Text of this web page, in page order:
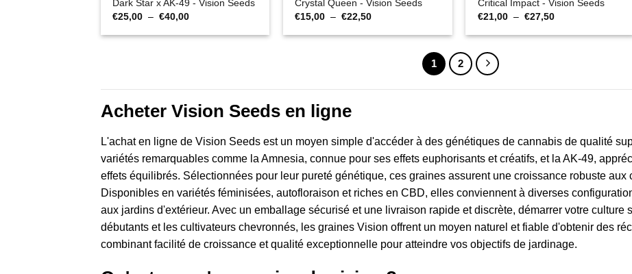
Dark Star x AK-49 - Vision Seeds
€25,00 – €40,00Plage
prix :
Crystal Queen - Vision Seeds
€15,00 – €22,50Plage
prix :
Critical Impact - Vision Seeds
€21,00 – €27,50Plage
prix :
1 2
Acheter Vision Seeds en ligne
L'achat en ligne de Vision Seeds est un moyen simple d'accéder à des génétiques de cannabis de qualité
variétés remarquables comme la Amnesia, connue pour ses effets euphorisants et créatifs, et la AK-49,
effets équilibrés. Sélectionnées pour leur pureté génétique, ces graines assurent une croissance robuste aux
Disponibles en variétés féminisées, autofloraison et riches en CBD, elles conviennent à diverses
aux jardins d'extérieur. Avec un emballage sécurisé et une livraison rapide et discrète, démarrer votre culture
débutants et les cultivateurs chevronnés, les graines Vision offrent un moyen naturel et fiable d'obtenir des
combinant facilité de croissance et qualité exceptionnelle pour atteindre vos objectifs de jardinage.